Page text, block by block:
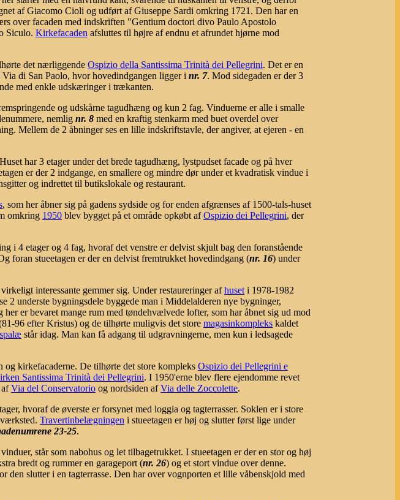
af Giacomo Cioli og udført af Giuseppe Sardi omkring 1721. Den har en
over facaden med indskriften "Gentium doctori divo Paulo Apostolo
Siculo. Kirkefacaden afsluttes til højre af endnu et afrundet hjørne mod
det nærliggende Ospizio della Santissima Trinità dei Pellegrini. Det er en
di San Paolo, hvor hovedindgangen ligger i nr. 7. Mod sidegaden er der 3
med enkle udskæringer i trækanten.
og udskårne tagudhæng og kun 2 fag. Vinduerne er alle i smalle
nemlig nr. 8 med en kraftig stenkarm med buet overdel over
Mellem de 2 åbninger ses en lille indskriftstavle, der angiver, at ejeren - en
har 3 etager under det brede tagudhæng, lystpudset facade og på hver
er der 2 indgange, en smallere og mindre dør under et kvadratisk vindue i
og indrettet til butikslokale og restaurant.
, som her åbner sig på gadens sydside og for enden afgrænses af 1500-tals-huset
omkring 1950 blev bygget på et område opkøbt afOspizio dei Pellegrini, der
i 4 etager og 4 fag, hvoraf det venstre er delvist skjult bag den foranstående
foran stueetagen er der en delvist fremtrukket hovedindgang (nr. 16) under
virkeligt interessante gemmer sig. Under restaureringer afhuset i 1978-1982
2 underste bygningsdele byggede man i Middelalderen nye bygninger,
er bevaret mange rum med tøndehvælvede lofter, som har åbnet sig ud mod
96 efter Kristus) og de tilhørte muligvis det store magasinkompleks kaldet
står idag. Man kan få adgang til udgravningerne, men kun i ledsagede
og kirkefacaderne. De tilhørte det store kompleks Ospizio dei Pellegrini e
Santissima Trinità dei Pellegrini. I 1950'erne blev flere ejendomme revet
afVia del Conservatorio og nordsiden afVia delle Zoccolette.
hvoraf de øverste er forsynet med loggia og tagterrasser. Soklen er i store
Travertinbelægningen i stueetagen er høj og slutter først lige under
23-25.
står som nabohus og let tilbagetrukket. I stueetagen er der en stor og høj
bredt og rummer en garageport (nr. 26) og et stort vindue over denne.
den slutter i en tagterrasse. Den har over vognporten et lille våbenskjold med